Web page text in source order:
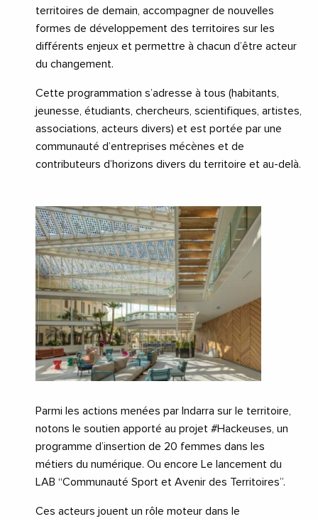
territoires de demain, accompagner de nouvelles
formes de développement des territoires sur les
différents enjeux et permettre à chacun d’être acteur
du changement.
Cette programmation s’adresse à tous (habitants,
jeunesse, étudiants, chercheurs, scientifiques, artistes,
associations, acteurs divers) et est portée par une
communauté d’entreprises mécènes et de
contributeurs d’horizons divers du territoire et au-delà.
Parmi les actions menées par Indarra sur le territoire,
notons le soutien apporté au projet #Hackeuses, un
programme d’insertion de 20 femmes dans les
métiers du numérique. Ou encore Le lancement du
LAB “Communauté Sport et Avenir des Territoires”.
Ces acteurs jouent un rôle moteur dans le